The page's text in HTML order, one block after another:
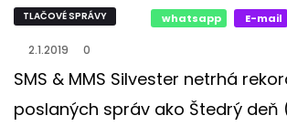
TLAČOVÉ SPRÁVY whatsapp E-mail
2.1.2019 0
SMS & MMS Silvester netrhá
poslaných správ ako Štedrý deň